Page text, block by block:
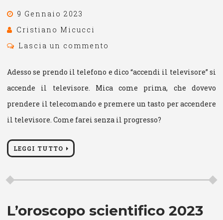
9 Gennaio 2023
Cristiano Micucci
Lascia un commento
Adesso se prendo il telefono e dico “accendi il televisore” si
accende il televisore. Mica come prima, che dovevo
prendere il telecomando e premere un tasto per accendere
il televisore. Come farei senza il progresso?
LEGGI TUTTO
L’oroscopo scientifico 2023